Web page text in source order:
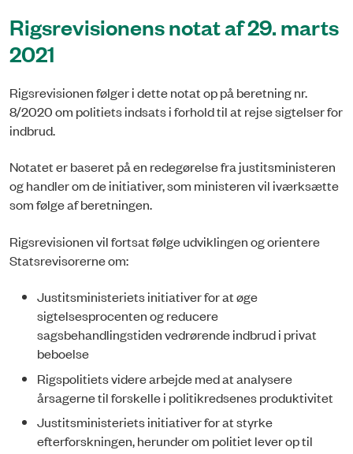
Rigsrevisionens notat af 29. marts
2021
Rigsrevisionen følger i dette notat op på beretning nr.
8/2020 om politiets indsats i forhold til at rejse sigtelser for
indbrud.
Notatet er baseret på en redegørelse fra justitsministeren
og handler om de initiativer, som ministeren vil iværksætte
som følge af beretningen.
Rigsrevisionen vil fortsat følge udviklingen og orientere
Statsrevisorerne om:
Justitsministeriets initiativer for at øge
sigtelsesprocenten og reducere
sagsbehandlingstiden vedrørende indbrud i privat
beboelse
Rigspolitiets videre arbejde med at analysere
årsagerne til forskelle i politikredsenes produktivitet
Justitsministeriets initiativer for at styrke
efterforskningen, herunder om politiet le­ver op til